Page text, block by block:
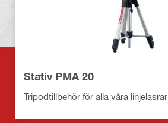
Stativ PMA 20
Tripodtillbehör för alla våra linjelasrar